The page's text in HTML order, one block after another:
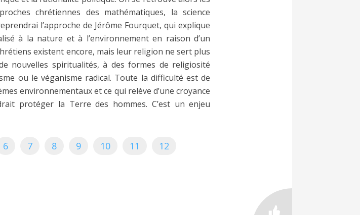
chrétiennes des mathématiques, la science
l’approche de Jérôme Fourquet, qui explique
à la nature et à l’environnement en raison d’un
existent encore, mais leur religion ne sert plus
nouvelles spiritualités, à des formes de religiosité
ou le véganisme radical. Toute la difficulté est de
environnementaux et ce qui relève d’une croyance
protéger la Terre des hommes. C’est un enjeu
6 7 8 9 10 11
12